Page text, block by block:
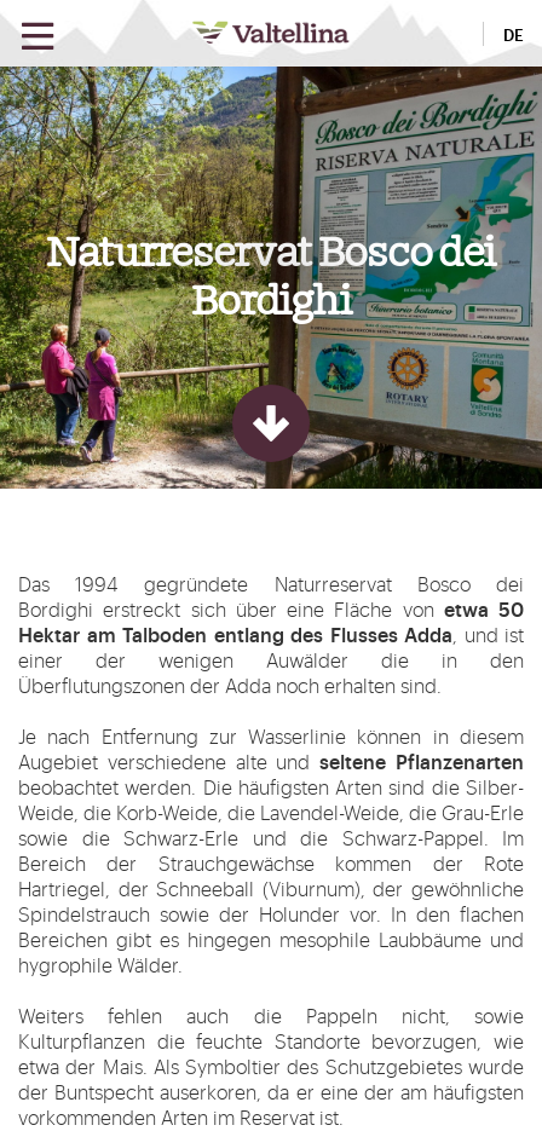
DE
Naturreservat Bosco dei
Bordighi
Das 1994 gegründete Naturreservat Bosco dei
Bordighi erstreckt sich über eine Fläche von etwa 50
Hektar am Talboden entlang des Flusses Adda , und ist
einer der wenigen Auwälder die in den
Überflutungszonen der Adda noch erhalten sind.
Je nach Entfernung zur Wasserlinie können in diesem
Augebiet verschiedene alte undseltene Pflanzenarten
beobachtet werden. Die häufigsten Arten sind die Silber-
Weide, die Korb-Weide, die Lavendel-Weide, die Grau-Erle
sowie die Schwarz-Erle und die Schwarz-Pappel. Im
Bereich der Strauchgewächse kommen der Rote
Hartriegel, der Schneeball (Viburnum), der gewöhnliche
Spindelstrauch sowie der Holunder vor. In den flachen
Bereichen gibt es hingegen mesophile Laubbäume und
hygrophile Wälder.
Weiters fehlen auch die Pappeln nicht, sowie
Kulturpflanzen die feuchte Standorte bevorzugen, wie
etwa der Mais. Als Symboltier des Schutzgebietes wurde
der Buntspecht auserkoren, da er eine der am häufigsten
vorkommenden Arten im Reservat ist.